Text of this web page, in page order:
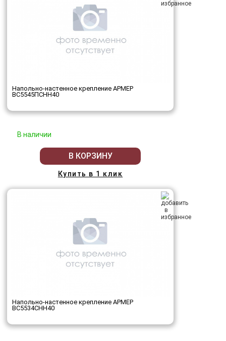
Напольно-настенное крепление АРМЕР
ВС5545ПСНН40
В наличии
В КОРЗИНУ
Купить в 1 клик
Напольно-настенное крепление АРМЕР
ВС5534СНН40